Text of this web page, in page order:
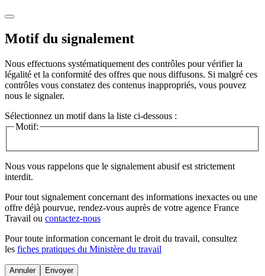
Motif du signalement
Nous effectuons systématiquement des contrôles pour vérifier la
légalité et la conformité des offres que nous diffusons. Si malgré ces
contrôles vous constatez des contenus inappropriés, vous pouvez
nous le signaler.
Sélectionnez un motif dans la liste ci-dessous :
Motif:
Nous vous rappelons que le signalement abusif est strictement
interdit.
Pour tout signalement concernant des informations inexactes ou une
offre déjà pourvue, rendez-vous auprès de votre agence France
Travail ou contactez-nous
Pour toute information concernant le droit du travail, consultez
les fiches pratiques du Ministère du travail
Annuler